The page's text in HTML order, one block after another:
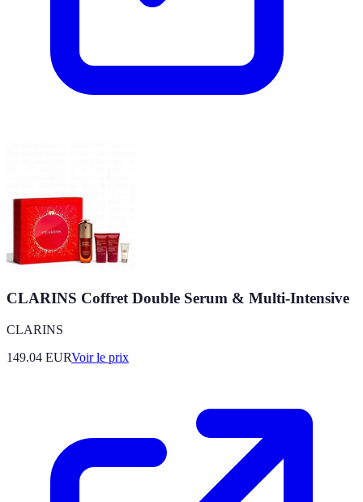
CLARINS Coffret Double Serum & Multi-Intensive
CLARINS
149.04 EURVoir le prix